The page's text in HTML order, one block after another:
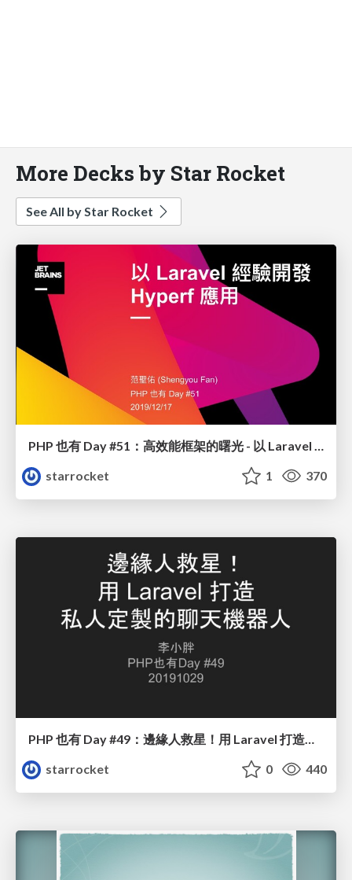
More Decks by Star Rocket
See All by Star Rocket
PHP 也有 Day #51：高效能框架的曙光 - 以 Laravel 經驗開發 Hyperf 應用
starrocket
1 370
starrocket
0 440